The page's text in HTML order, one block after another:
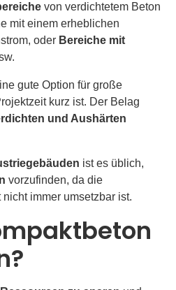
von verdichtetem Beton
mit einem erheblichen
oder Bereiche mit
gute Option für große
kurz ist. Der Belag
und Aushärten
ist es üblich,
vorzufinden, da die
nicht immer umsetzbar ist.